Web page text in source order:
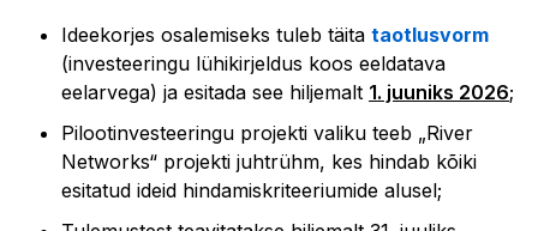
Ideekorjes osalemiseks tuleb täita taotlusvorm
(investeeringu lühikirjeldus koos eeldatava
eelarvega) ja esitada see hiljemalt 1. juuniks 2026;
Pilootinvesteeringu projekti valiku teeb „River
Networks“ projekti juhtrühm, kes hindab kõiki
esitatud ideid hindamiskriteeriumide alusel;